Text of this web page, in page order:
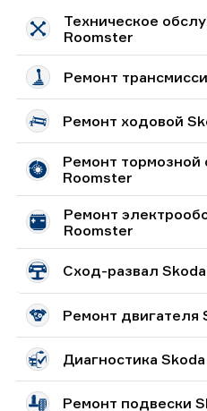
Техническое
Roomster
Ремонт
Ремонт ходовой
Ремонт тормозной
Roomster
Ремонт
Roomster
Сход-развал
Ремонт двигателя
Диагностика
Ремонт подвески